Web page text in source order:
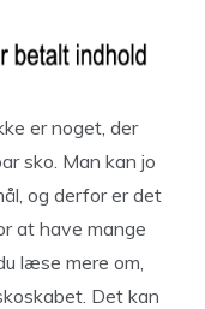
er noget, der
sko. Man kan jo
og derfor er det
at have mange
læse mere om,
Det kan